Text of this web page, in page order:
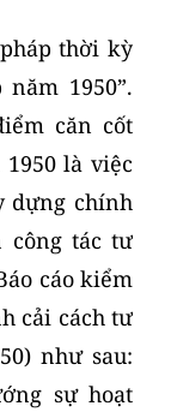
thời kỳ
1950”.
căn cốt
là việc
dựng chính
công tác tư
cáo kiểm
cải cách tư
như sau:
sự hoạt